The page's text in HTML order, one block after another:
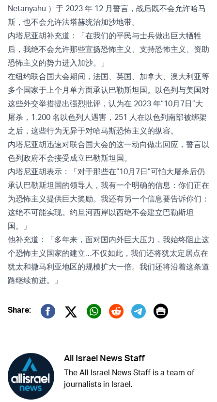
Netanyahu ）于 2023 年 12 月誓言 ，战后既不会允许哈马
斯，也不会允许法塔赫统治加沙地带。
内塔尼亚胡补充道：「在我们的平民与士兵做出巨大牺牲
后，我绝不会允许那些宣扬恐怖主义、支持恐怖主义、资助
恐怖主义的势力进入加沙。」
在纽约联合国大会期间，法国、英国、加拿大、澳大利亚等
多个国家于上个月单方面承认巴勒斯坦国。以色列与美国对
这些外交举措提出强烈批评，认为在 2023 年“10月7日”大
屠杀，1,200 名以色列人遇害，251 人在以色列南部被绑架
之后，这些行为无异于对哈马斯恐怖主义的纵容。
内塔尼亚胡迅速对联合国大会的这一动向做出回应，誓言以
色列政府不会接受成立巴勒斯坦国。
内塔尼亚胡表示 ：「对于那些在“10月7日”可怕大屠杀后仍
承认巴勒斯坦国的领导人，我有一个明确的信息：你们正在
为恐怖主义提供巨大奖励。我还有另一个信息要告诉你们：
这绝不可能实现。约旦河西岸以西绝不会建立巴勒斯坦
国。」
他补充道：「多年来，面对国内外巨大压力，我始终阻止这
个恐怖主义国家的建立…不仅如此，我们还将犹太定居点在
犹太和撒马利亚地区的规模扩大一倍。我们还将沿着这条道
路继续前进。」
Share:
Twitter (X)
Print
All Israel News Staff
The All Israel News Staff is a team of
journalists in Israel.